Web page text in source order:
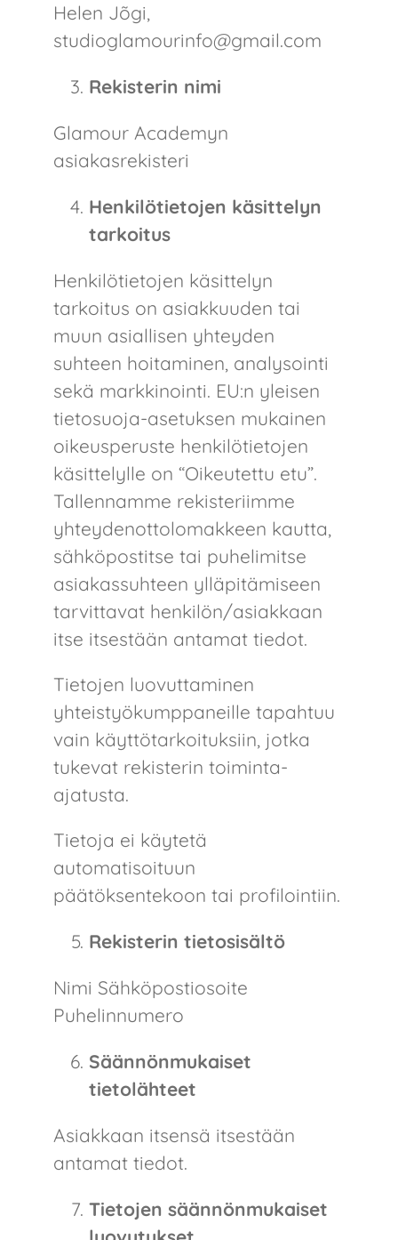
Helen Jõgi,
studioglamourinfo@gmail.com
Rekisterin nimi
Glamour Academyn
asiakasrekisteri
Henkilötietojen käsittelyn
tarkoitus
Henkilötietojen käsittelyn
tarkoitus on asiakkuuden tai
muun asiallisen yhteyden
suhteen hoitaminen, analysointi
sekä markkinointi. EU:n yleisen
tietosuoja-asetuksen mukainen
oikeusperuste henkilötietojen
käsittelylle on “Oikeutettu etu”. ​
Tallennamme rekisteriimme
yhteydenottolomakkeen kautta,
sähköpostitse tai puhelimitse
asiakassuhteen ylläpitämiseen
tarvittavat henkilön/asiakkaan
itse itsestään antamat tiedot.
Tietojen luovuttaminen
yhteistyökumppaneille tapahtuu
vain käyttötarkoituksiin, jotka
tukevat rekisterin toiminta-
ajatusta.
Tietoja ei käytetä
automatisoituun
päätöksentekoon tai profilointiin.
Rekisterin tietosisältö
Nimi Sähköpostiosoite
Puhelinnumero
Säännönmukaiset
tietolähteet
Asiakkaan itsensä itsestään
antamat tiedot.
Tietojen säännönmukaiset